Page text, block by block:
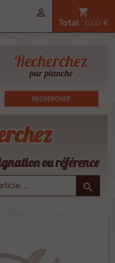
shopping_cart
Total : 0,00 €

ou référence
